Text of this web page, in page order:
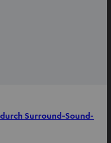
Surround-Sound-